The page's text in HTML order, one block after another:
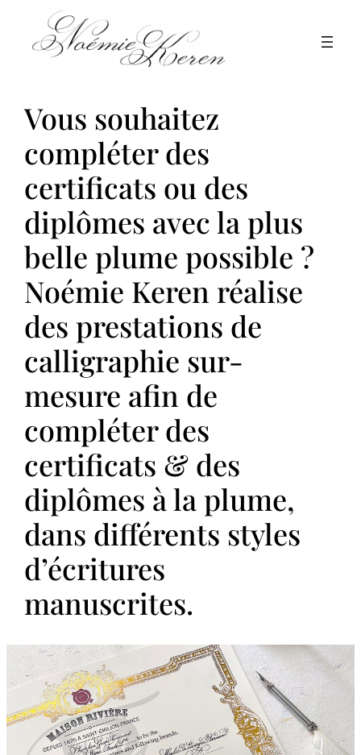
contenu
Vous souhaitez
compléter des
certificats ou des
diplômes avec la plus
belle plume possible ?
Noémie Keren réalise
des prestations de
calligraphie sur-
mesure afin de
compléter des
certificats & des
diplômes à la plume,
dans différents styles
d’écritures
manuscrites.